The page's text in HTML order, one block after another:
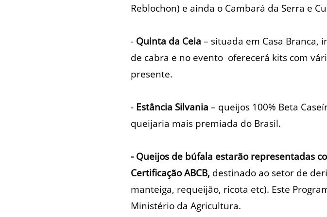
Reblochon) e ainda o Cambará da Serra e
- Quinta da Ceia – situada em Casa Branca,
de cabra e no evento oferecerá kits com
presente.
- Estância Silvania – queijos 100% Beta
queijaria mais premiada do Brasil.
- Queijos de búfala estarão representadas
Certificação ABCB, destinado ao setor de
manteiga, requeijão, ricota etc). Este
Ministério da Agricultura.